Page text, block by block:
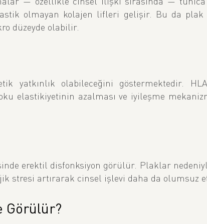
olmayan kolajen lifleri gelişir. Bu da plak
düzeyde olabilir.
yatkınlık olabileceğini göstermektedir.
elastikiyetinin azalması ve iyileşme
erektil disfonksiyon görülür. Plaklar
stresi artırarak cinsel işlevi daha da olumsuz
Görülür?